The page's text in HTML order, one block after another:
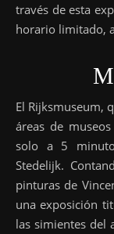
través de esta
horario limitado,
El Rijksmuseum,
áreas de
solo a 5
Stedelijk.
pinturas de
una exposición
las simientes del